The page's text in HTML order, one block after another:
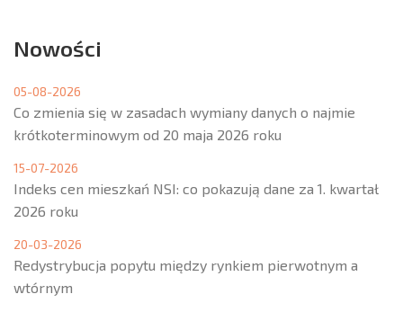
Nowości
05-08-2026
Co zmienia się w zasadach wymiany danych o najmie
krótkoterminowym od 20 maja 2026 roku
15-07-2026
Indeks cen mieszkań NSI: co pokazują dane za 1. kwartał
2026 roku
20-03-2026
Redystrybucja popytu między rynkiem pierwotnym a
wtórnym